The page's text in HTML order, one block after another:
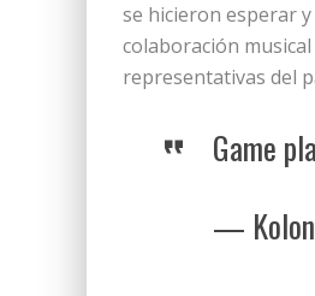
se hicieron esperar
colaboración
representativas del
Game
—